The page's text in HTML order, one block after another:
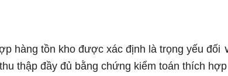
hàng tồn kho được xác định là trọng yếu đối
thập đầy đủ bằng chứng kiểm toán thích